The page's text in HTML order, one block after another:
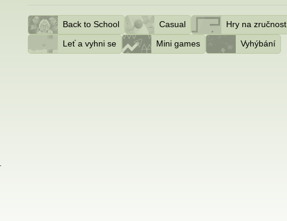
Back to School Casual Hry na zručnost
Leť a vyhni se
Mini games Vyhýbání